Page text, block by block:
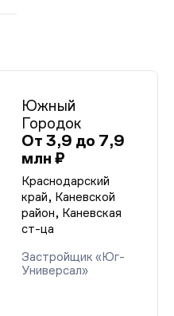
Южный
Городок
От 3,9 до 7,9
млн ₽
Краснодарский
край, Каневской
район, Каневская
ст-ца
Застройщик «Юг-
Универсал»